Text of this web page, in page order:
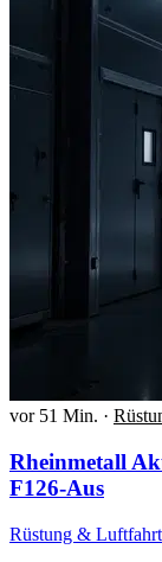
vor 51 Min. ·
Rheinmetall
F126-Aus
Rüstung & Luftfahrt